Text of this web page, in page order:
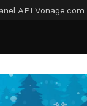
API Vonage.com